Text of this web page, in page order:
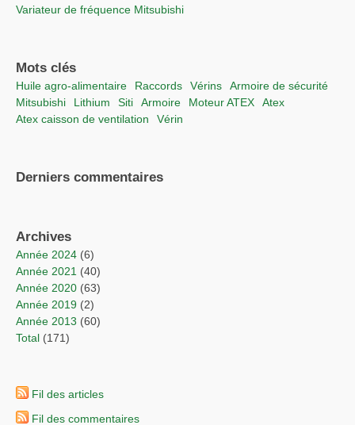
Variateur de fréquence Mitsubishi
Mots clés
Huile agro-alimentaire raccords vérins
Armoire de sécurité
Mitsubishi
lithium Siti Armoire moteur ATEX
Atex
Atex caisson de ventilation
vérin
Derniers commentaires
Archives
année 2024 (6)
année 2021 (40)
année 2020 (63)
année 2019 (2)
année 2013 (60)
total (171)
Fil des articles
Fil des commentaires